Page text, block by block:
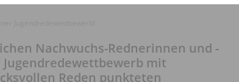
Nachwuchs-Rednerinnen und -
mit
Reden punkteten